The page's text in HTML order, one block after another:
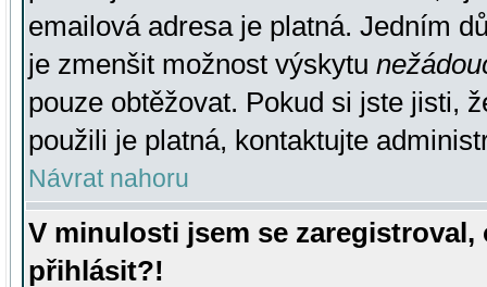
emailová adresa je platná. Jedním
je zmenšit možnost výskytu
pouze obtěžovat. Pokud si jste jisti,
použili je platná, kontaktujte
Návrat nahoru
V minulosti jsem se
přihlásit?!